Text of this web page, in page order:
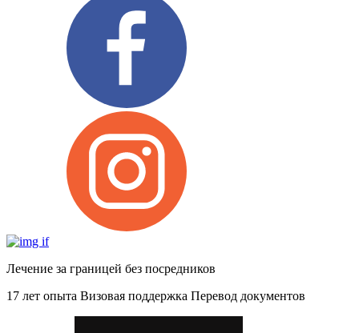
Лечение за границей без посредников
17 лет опыта Визовая поддержка Перевод документов